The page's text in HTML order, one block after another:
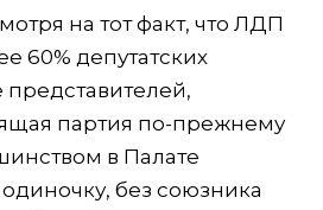
на тот факт, что ЛДП
60% депутатских
представителей,
партия по-прежнему
в Палате
без союзника